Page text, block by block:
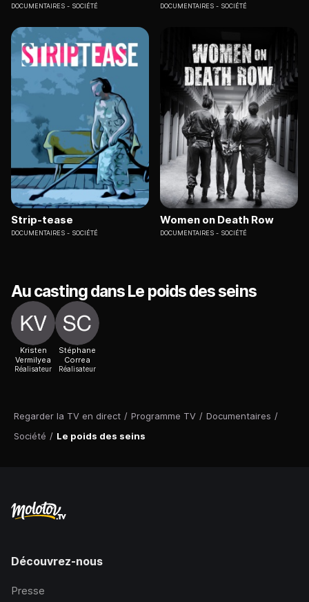
Regarder la TV en direct / Programme TV / Documentaires /
Société / Le poids des seins
DOCUMENTAIRES SOCIÉTÉ DOCUMENTAIRES SOCIÉTÉ
Strip-tease
DOCUMENTAIRES SOCIÉTÉ
Women on Death Row
DOCUMENTAIRES SOCIÉTÉ
Au casting dans Le poids des seins
Kristen
Vermilyea
Réalisateur
Stéphane
Correa
Réalisateur
Découvrez-nous
Presse